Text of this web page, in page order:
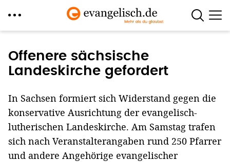
zum
Inhalt
Offenere sächsische
Landeskirche gefordert
In Sachsen formiert sich Widerstand gegen die
konservative Ausrichtung der evangelisch-
lutherischen Landeskirche. Am Samstag trafen
sich nach Veranstalterangaben rund 250 Pfarrer
und andere Angehörige evangelischer